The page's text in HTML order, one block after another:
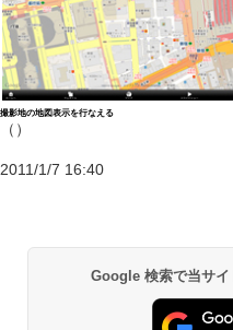
撮影地の地図表示を行なえる
（）
2011/1/7 16:40
Google 検索で当サイ